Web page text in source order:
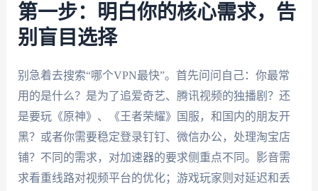
第一步：明白你的核心需求，告
别盲目选择
别急着去搜索“哪个VPN最快”。首先问问自己：你最常
用的是什么？是为了追爱奇艺、腾讯视频的独播剧？还
是要玩《原神》、《王者荣耀》国服，和国内的朋友开
黑？或者你需要稳定登录钉钉、微信办公，处理淘宝店
铺？不同的需求，对加速器的要求侧重点不同。影音需
求看重线路对视频平台的优化；游戏玩家则对延迟和丢